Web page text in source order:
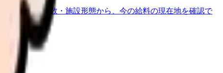
地域・経験年数・施設形態から、今の給料の現在地を確認で